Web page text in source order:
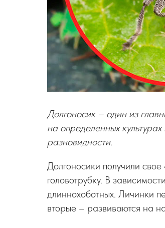
Долгоносик – один из
на определенных
разновидности.
Долгоносики получили
головотрубку. В
длиннохоботных. Личинки
вторые – развиваются на